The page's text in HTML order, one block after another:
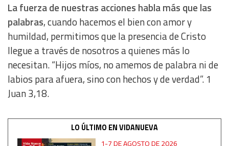
La fuerza de nuestras acciones habla más que las
palabras, cuando hacemos el bien con amor y
humildad, permitimos que la presencia de Cristo
llegue a través de nosotros a quienes más lo
necesitan. “Hijos míos, no amemos de palabra ni de
labios para afuera, sino con hechos y de verdad”. 1
Juan 3,18.
LO ÚLTIMO EN VIDANUEVA
1-7 DE AGOSTO DE 2026
Use limited data to select content
IAB Special Features:
Use precise geolocation data
Identify devices based on information actively requested